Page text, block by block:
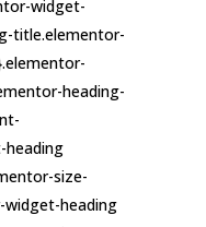
widget-
title.elementor-
heading-
heading
size-
heading